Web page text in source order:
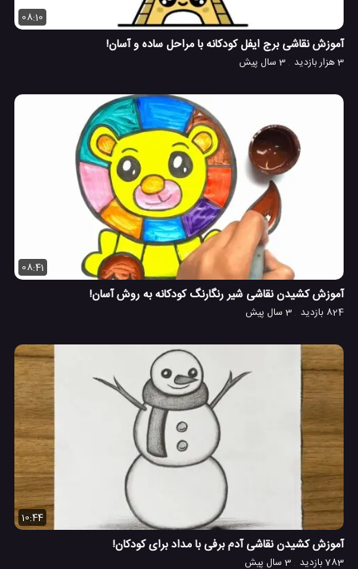
08:10
آموزش نقاشی برج ایفل کودکانه با مراحل ساده و آسان!
3 هزار بازدید 3 سال پیش
08:41
آموزش کشیدن نقاشی شیر رنگارنگ کودکانه به روش آسان!
824 بازدید 3 سال پیش
10:44
آموزش کشیدن نقاشی آدم برفی با مداد برای کودکان!
783 بازدید 3 سال پیش